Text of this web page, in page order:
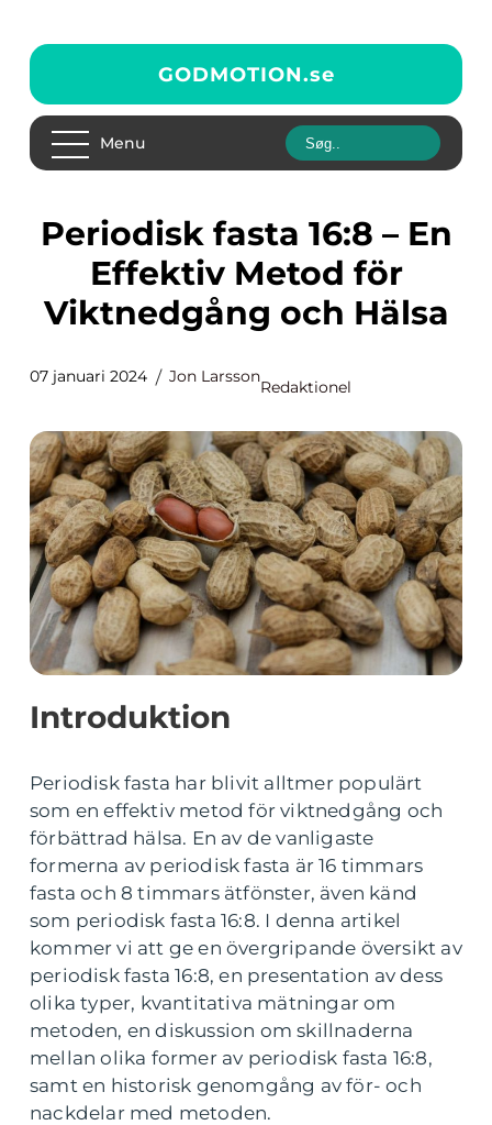
GODMOTION.se
Menu
Periodisk fasta 16:8 – En
Effektiv Metod för
Viktnedgång och Hälsa
07 januari 2024 Jon Larsson
Redaktionel
Introduktion
Periodisk fasta har blivit alltmer populärt
som en effektiv metod för viktnedgång och
förbättrad hälsa. En av de vanligaste
formerna av periodisk fasta är 16 timmars
fasta och 8 timmars ätfönster, även känd
som periodisk fasta 16:8. I denna artikel
kommer vi att ge en övergripande översikt av
periodisk fasta 16:8, en presentation av dess
olika typer, kvantitativa mätningar om
metoden, en diskussion om skillnaderna
mellan olika former av periodisk fasta 16:8,
samt en historisk genomgång av för- och
nackdelar med metoden.